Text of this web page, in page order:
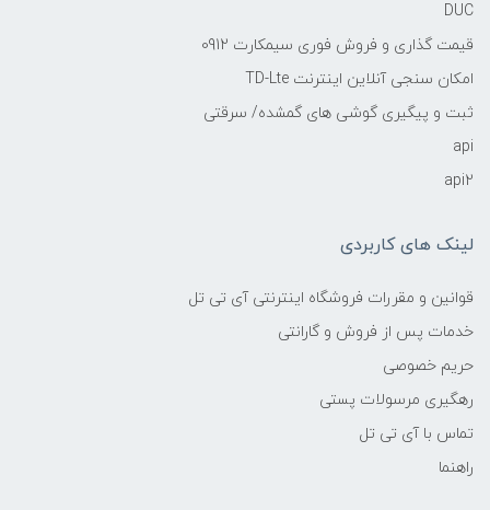
DUC
قیمت گذاری و فروش فوری سیمکارت 0912
امکان سنجی آنلاین اینترنت TD-Lte
ثبت و پیگیری گوشی های گمشده/ سرقتی
api
api2
لینک های کاربردی
قوانین و مقررات فروشگاه اینترنتی آی تی تل
خدمات پس از فروش و گارانتی
حریم خصوصی
رهگیری مرسولات پستی
تماس با آی تی تل
راهنما